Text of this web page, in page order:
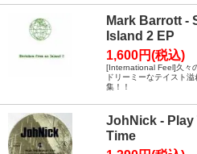
Mark Barrott -
Island 2 EP
1,600円(税込)
[International Feel]久々
ドリーミーなテイスト
集！！
JohNick - Play
Time